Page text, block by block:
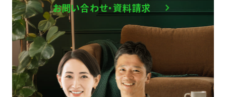
お問い合わせ・資料請求